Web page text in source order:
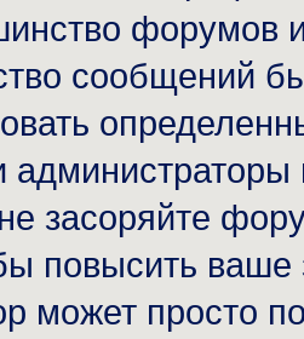
форумов
сообщений
администраторы
засоряйте
повысить
может просто